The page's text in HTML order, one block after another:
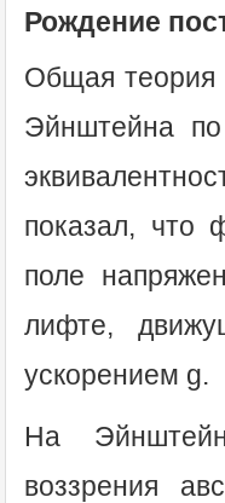
Рождение
Общая теория
Эйнштейна
показал, что
поле
лифте,
ускорением g.
На
воззрения